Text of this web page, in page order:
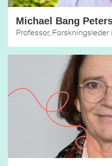
Michael Bang
Professor,